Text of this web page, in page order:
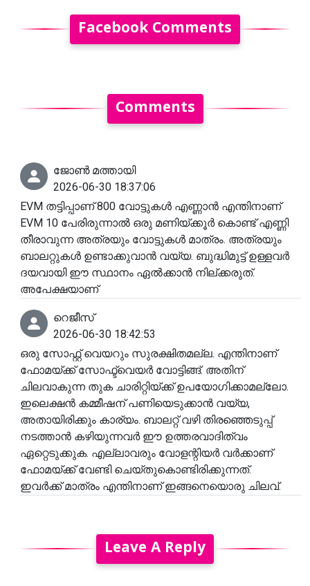
Facebook Comments
Comments
ജോൺ മത്തായി
2026-06-30 18:37:06
EVM തട്ടിപ്പാണ് 800 വോട്ടുകൾ എണ്ണാൻ എന്തിനാണ്
EVM 10 പേരിരുന്നാൽ ഒരു മണിയ്ക്കൂർ കൊണ്ട് എണ്ണി
തീരാവുന്ന അത്രയും വോട്ടുകൾ മാത്രം. അത്രയും
ബാലറ്റുകൾ ഉണ്ടാക്കുവാൻ വയ്യ. ബുദ്ധിമുട്ട് ഉള്ളവർ
ദയവായി ഈ സ്ഥാനം ഏൽക്കാൻ നില്ക്കരുത്.
അപേക്ഷയാണ്
റെജീസ്
2026-06-30 18:42:53
ഒരു സോഫ്റ്റ് വെയറും സുരക്ഷിതമല്ല. എന്തിനാണ്
ഫോമയ്‌ക്ക് സോഫ്ട്‍വെയർ വോട്ടിങ്ങ്. അതിന്
ചിലവാകുന്ന തുക ചാരിറ്റിയ്ക്ക് ഉപയോഗിക്കാമല്ലോ.
ഇലെക്ഷൻ കമ്മീഷന് പണിയെടുക്കാൻ വയ്യ,
അതായിരിക്കും കാര്യം. ബാലറ്റ് വഴി തിരഞ്ഞെടുപ്പ്
നടത്താൻ കഴിയുന്നവർ ഈ ഉത്തരവാദിത്വം
ഏറ്റെടുക്കുക. എല്ലാവരും വോളന്റിയർ വർക്കാണ്
ഫോമയ്‌ക്ക് വേണ്ടി ചെയ്തുകൊണ്ടിരിക്കുന്നത്.
ഇവർക്ക് മാത്രം എന്തിനാണ് ഇങ്ങനെയൊരു ചിലവ്.
Leave A Reply